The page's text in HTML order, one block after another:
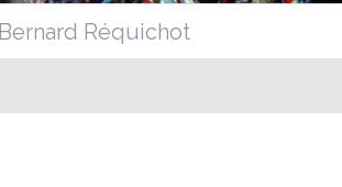
Réquichot